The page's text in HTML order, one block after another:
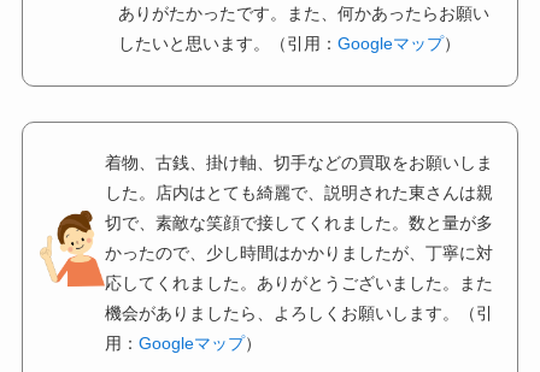
ありがたかったです。また、何かあったらお願い
したいと思います。（引用：Googleマップ）
着物、古銭、掛け軸、切手などの買取をお願いしま
した。店内はとても綺麗で、説明された東さんは親
切で、素敵な笑顔で接してくれました。数と量が多
かったので、少し時間はかかりましたが、丁寧に対
応してくれました。ありがとうございました。また
機会がありましたら、よろしくお願いします。（引
用： Googleマップ）